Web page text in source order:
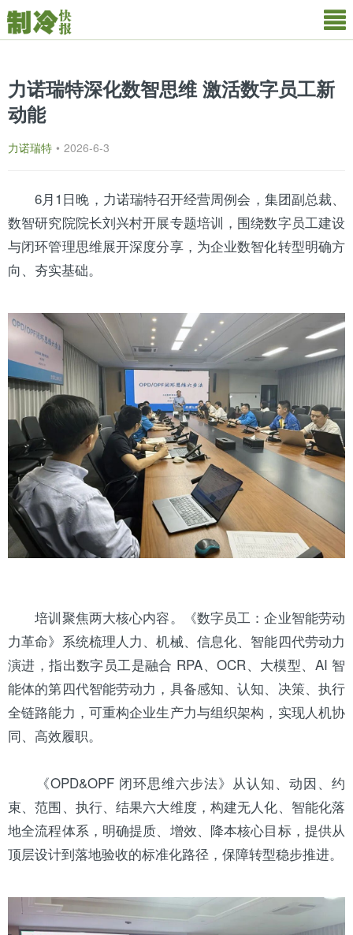
力诺瑞特深化数智思维 激活数字员工新
动能
力诺瑞特 • 2026-6-3
6月1日晚，力诺瑞特召开经营周例会，集团副总裁、
数智研究院院长刘兴村开展专题培训，围绕数字员工建设
与闭环管理思维展开深度分享，为企业数智化转型明确方
向、夯实基础。
培训聚焦两大核心内容。《数字员工：企业智能劳动
力革命》系统梳理人力、机械、信息化、智能四代劳动力
演进，指出数字员工是融合 RPA、OCR、大模型、AI 智
能体的第四代智能劳动力，具备感知、认知、决策、执行
全链路能力，可重构企业生产力与组织架构，实现人机协
同、高效履职。
《OPD&OPF 闭环思维六步法》从认知、动因、约
束、范围、执行、结果六大维度，构建无人化、智能化落
地全流程体系，明确提质、增效、降本核心目标，提供从
顶层设计到落地验收的标准化路径，保障转型稳步推进。